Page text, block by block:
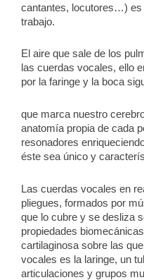
cantantes, locutores…) es
trabajo.
El aire que sale de los
las cuerdas vocales, ello
por la faringe y la boca
que marca nuestro
anatomía propia de cada
resonadores
éste sea único y
Las cuerdas vocales en
pliegues, formados por
que lo cubre y se desliza
propiedades
cartilaginosa sobre las
vocales es la laringe, un
articulaciones y grupos